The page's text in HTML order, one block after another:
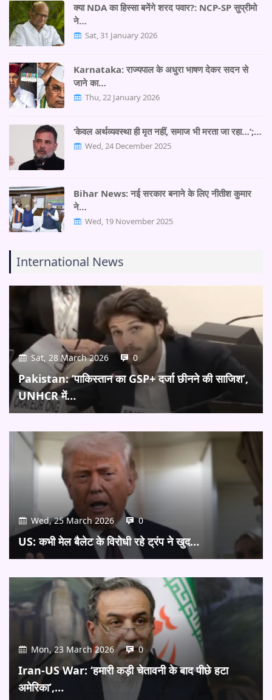
क्या NDA का हिस्सा बनेंगे शरद पवार?: NCP-SP सुप्रीमो
ने…
Sat, 31 January 2026
Karnataka: राज्यपाल के अधुरा भाषण देकर सदन से
जाने का…
Thu, 22 January 2026
‘केवल अर्थव्यवस्था ही मृत नहीं, समाज भी मरता जा रहा…’;…
Wed, 24 December 2025
Bihar News: नई सरकार बनाने के लिए नीतीश कुमार
ने…
Wed, 19 November 2025
International News
Sat, 28 March 2026 0
Pakistan: ‘पाकिस्तान का GSP+ दर्जा छीनने की साजिश’,
UNHCR में…
Wed, 25 March 2026 0
US: कभी मेल बैलेट के विरोधी रहे ट्रंप ने खुद…
Mon, 23 March 2026 0
Iran-US War: ‘हमारी कड़ी चेतावनी के बाद पीछे हटा
अमेरिका’,…